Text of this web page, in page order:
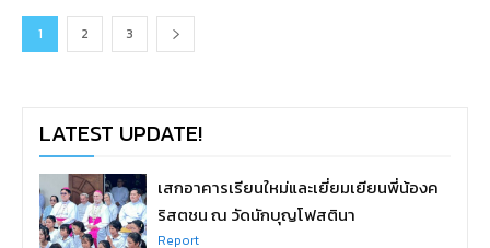
1 2 3
LATEST UPDATE!
เสกอาคารเรียนใหม่และเยี่ยมเยียนพี่น้องค
ริสตชน ณ วัดนักบุญโฟสตินา
Report